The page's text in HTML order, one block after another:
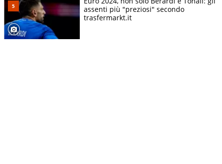
assenti più "preziosi" secondo
trasfermarkt.it